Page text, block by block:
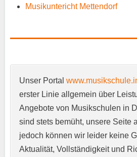
Anschrift
Musikuntericht Mettendorf
Unser Portal
erster Linie allgemein über
Angebote von Musikschulen in
sind stets bemüht, unsere Seite
jedoch können wir leider keine
Aktualität, Vollständigkeit und